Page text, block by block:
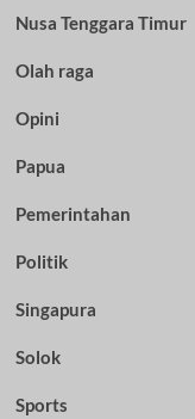
Nusa Tenggara Timur
Olah raga
Opini
Papua
Pemerintahan
Politik
Singapura
Solok
Sports